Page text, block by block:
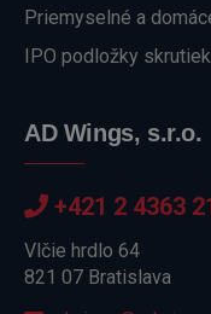
Priemyselné a
IPO podložky
AD Wings, s.r.o.
+421 2 4363
Vlčie hrdlo 64
821 07 Bratislava